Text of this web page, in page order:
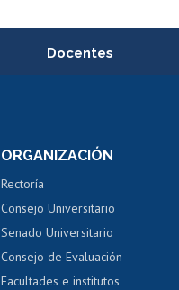
Docentes
Perfeccionamiento
Evaluación docente
Calificación académica
Postulación al AUCAI
ORGANIZACIÓN
Rectoría
Consejo Universitario
Senado Universitario
Consejo de Evaluación
Facultades e institutos